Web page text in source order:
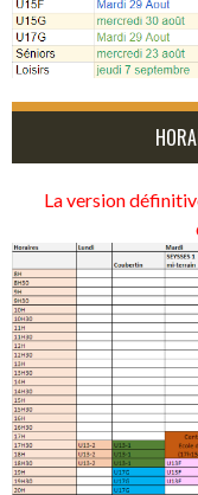
La version